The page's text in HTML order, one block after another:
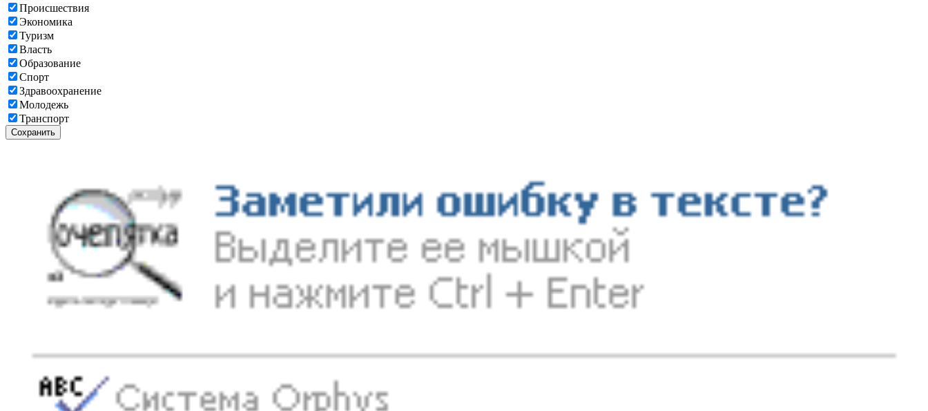
Происшествия
Экономика
Туризм
Власть
Образование
Спорт
Здравоохранение
Молодежь
Транспорт
Сохранить